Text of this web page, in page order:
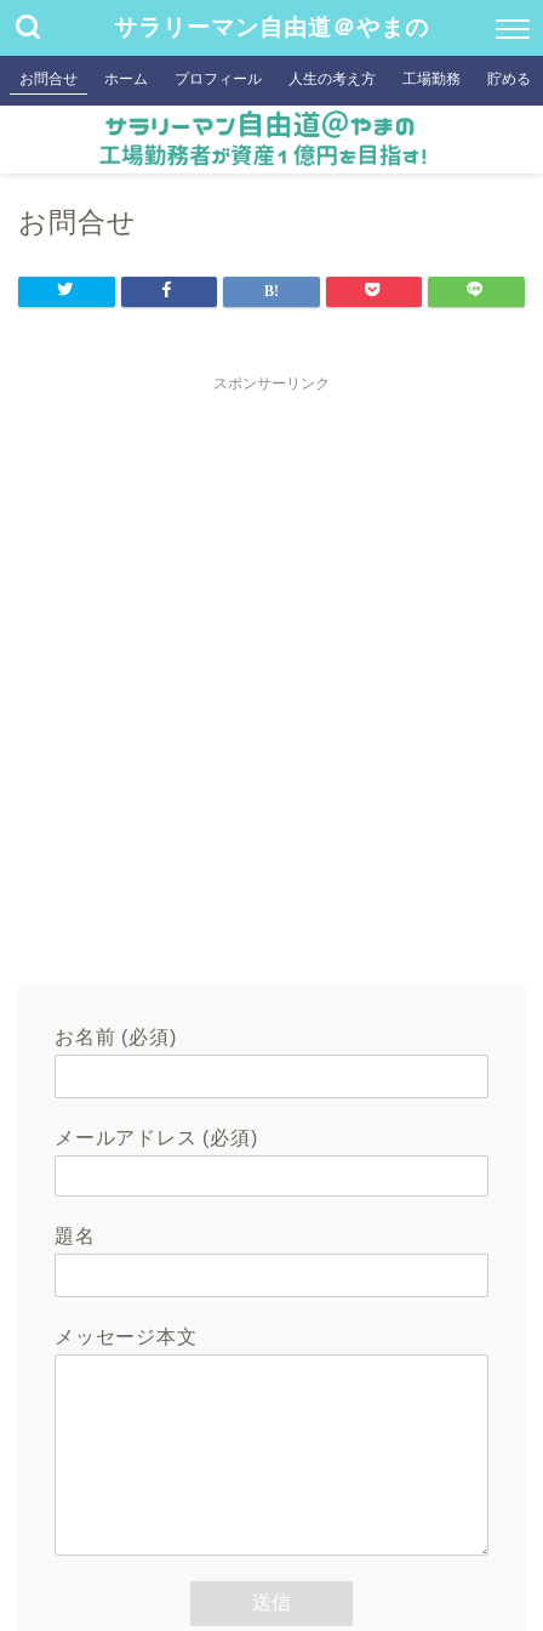
サラリーマン自由道＠やまの
お問合せ ホーム プロフィール 人生の考え方 工場勤務 貯める
お問合せ
スポンサーリンク
お名前 (必須)
メールアドレス (必須)
題名
メッセージ本文